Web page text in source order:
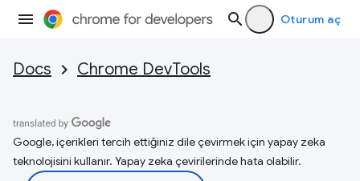
Oturum aç
Docs Chrome DevTools
Google, içerikleri tercih ettiğiniz dile çevirmek için yapay zeka
teknolojisini kullanır. Yapay zeka çevirilerinde hata olabilir.